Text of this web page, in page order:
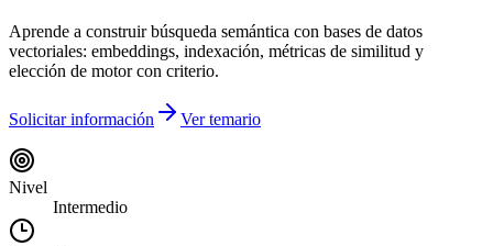
Aprende a construir búsqueda semántica con bases de datos
vectoriales: embeddings, indexación, métricas de similitud y
elección de motor con criterio.
Solicitar información Ver temario
Nivel
Intermedio